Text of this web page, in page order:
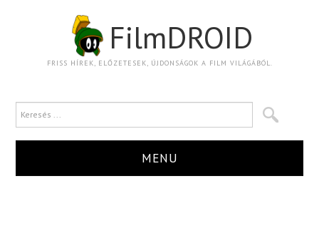
FilmDROID
FRISS HÍREK, ELŐZETESEK, ÚJDONSÁGOK A FILM VILÁGÁBÓL.
MENU